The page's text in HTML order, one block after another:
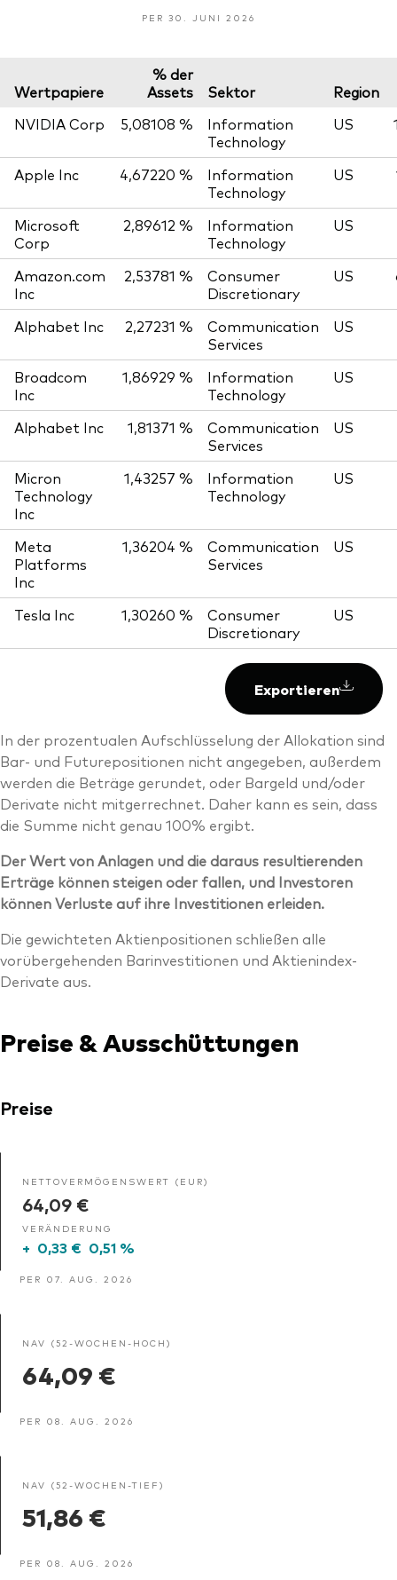
PER 30. JUNI 2026
Wertpapiere
% der
Assets
Sektor
Region
NVIDIA Corp
5,08108 %
Information
Technology
US
Apple Inc 4,67220 %
Information
Technology
US
Microsoft
Corp
2,89612 %
Information
Technology
US
Amazon.com
Inc
2,53781 %
Consumer
Discretionary
US
Alphabet Inc 2,27231 %
Communication
Services
US
Broadcom
Inc
1,86929 %
Information
Technology
US
Alphabet Inc 1,81371 %
Communication
Services
US
Micron
Technology
Inc
1,43257 %
Information
Technology
US
Meta
Platforms
Inc
1,36204 %
Communication
Services
US
Tesla Inc 1,30260 %
Consumer
Discretionary
US
Exportieren
In der prozentualen Aufschlüsselung der Allokation sind
Bar- und Futurepositionen nicht angegeben, außerdem
werden die Beträge gerundet, oder Bargeld und/oder
Derivate nicht mitgerrechnet. Daher kann es sein, dass
die Summe nicht genau 100% ergibt.
Der Wert von Anlagen und die daraus resultierenden
Erträge können steigen oder fallen, und Investoren
können Verluste auf ihre Investitionen erleiden.
Die gewichteten Aktienpositionen schließen alle
vorübergehenden Barinvestitionen und Aktienindex-
Derivate aus.
Preise & Ausschüttungen
Preise
NETTOVERMÖGENSWERT (EUR)
64,09 €
VERÄNDERUNG
+ 0,33 € 0,51 %
PER 07. AUG. 2026
NAV (52-WOCHEN-HOCH)
64,09 €
PER 08. AUG. 2026
NAV (52-WOCHEN-TIEF)
51,86 €
PER 08. AUG. 2026